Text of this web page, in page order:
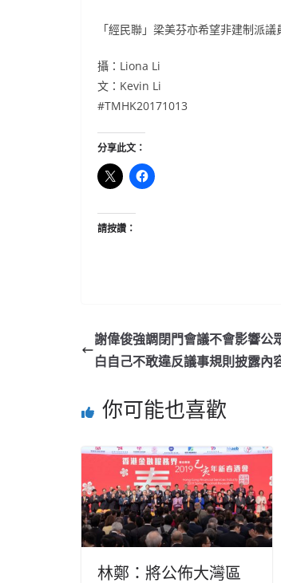
「經民聯」梁美芬亦希望非建制派
攝：Liona Li
文：Kevin Li
#TMHK20171013
分享此文：
請按讚：
謝偉俊強調閉門會議不會影響公
白自己不敢違反議事規則披露內
你可能也喜歡
林鄭：將公佈大灣區